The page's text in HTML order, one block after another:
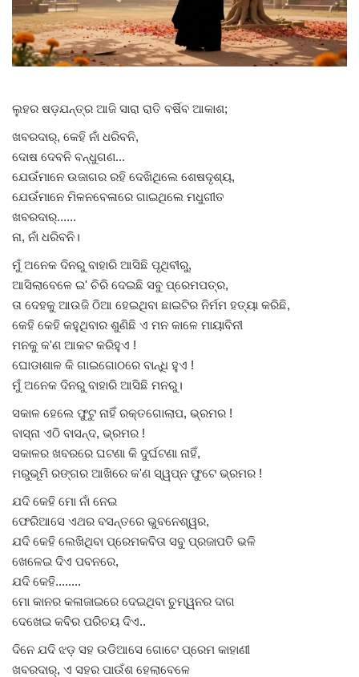
Gallery
ସାହିତ୍ୟ
ସଂସ୍କୃତି
ସିନେମା
ଭିଡିଓ
ଲୁହର ଷଡ଼ଯନ୍ତ୍ର ଆଜି ସାରା ରାତି ବର୍ଷିବ ଆକାଶ;
ଖବରଦାର୍, କେହି ନାଁ ଧରିବନି,
ଦୋଷ ଦେବନି ବନ୍ଧୁଗଣ...
ଯେଉଁମାନେ ଉଜାଗର ରହି ଦେଖିଥିଲେ ଶେଷଦୃଶ୍ୟ,
ଯେଉଁମାନେ ମିଳନବେଳାରେ ଗାଇଥିଲେ ମଧୁଗୀତ
ଖବରଦାର୍......
ନା, ନାଁ ଧରିବନି।
ମୁଁ ଅନେକ ଦିନରୁ ବାହାରି ଆସିଛି ପୃଥିବୀରୁ,
ଆସିଲାବେଳେ ଇ' ଚିରି ଦେଇଛି ସବୁ ପ୍ରେମପତ୍ର,
ତା ଦେହକୁ ଆଉଜି ଠିଆ ହେଇଥିବା ଛାଇଟିର ନିର୍ମମ ହତ୍ୟା କରିଛି,
କେହି କେହି କହୁଥିବାର ଶୁଣିଛି ଏ ମନ କାଳେ ମାୟାବିନୀ
ମନକୁ କ'ଣ ଆକଟ କରିହୁଏ !
ଘୋଡାଶାଳ କି ଗାଇଗୋଠରେ ବାନ୍ଧି ହୁଏ !
ମୁଁ ଅନେକ ଦିନରୁ ବାହାରି ଆସିଛି ମନରୁ।
ସକାଳ ହେଲେ ଫୁଟୁ ନାହିଁ ରକ୍ତଗୋଲାପ, ଭ୍ରମର !
ବାସ୍ନା ଏଠି ବାସନ୍ଦ, ଭ୍ରମର !
ସକାଳର ଖବରରେ ଘଟଣା କି ଦୁର୍ଘଟଣା ନାହିଁ,
ମରୁଭୂମି ରଙ୍ଗର ଆଖିରେ କ'ଣ ସ୍ୱପ୍ନ ଫୁଟେ ଭ୍ରମର !
ଯଦି କେହି ମୋ ନାଁ ନେଇ
ଫେରିଆସେ ଏଥର ବସନ୍ତରେ ଭୁବନେଶ୍ୱର,
ଯଦି କେହି ଲେଖିଥିବା ପ୍ରେମକବିତା ସବୁ ପ୍ରଜାପତି ଭଳି
ଖେଳେଇ ଦିଏ ପବନରେ,
ଯଦି କେହି........
ମୋ କାନର କଳାଜାଇରେ ଦେଇଥିବା ଚୁମ୍ୱନର ଦାଗ
ଦେଖେଇ କବିର ପରିଚୟ ଦିଏ..
ଦିନେ ଯଦି ଝଡ଼ ସହ ଉଡିଆସେ ଗୋଟେ ପ୍ରେମ କାହାଣୀ
ଖବରଦାର୍, ଏ ସହର ପାଉଁଶ ହେଲାବେଳେ